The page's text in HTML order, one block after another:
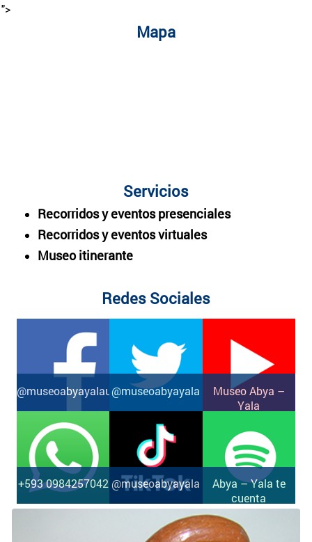
">
Mapa
Servicios
Recorridos y eventos presenciales
Recorridos y eventos virtuales
Museo itinerante
Redes Sociales
@museoabyayalauio@museoabyayala
Museo Abya –
Yala
+593 0984257042 @museoabyayala
Abya – Yala te
cuenta